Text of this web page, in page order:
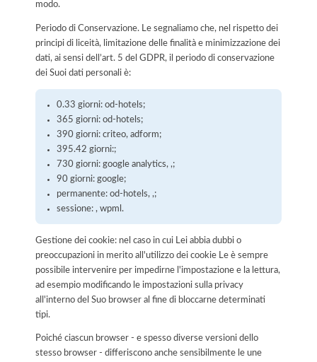
modo.
Periodo di Conservazione. Le segnaliamo che, nel rispetto dei
principi di liceità, limitazione delle finalità e minimizzazione dei
dati, ai sensi dell’art. 5 del GDPR, il periodo di conservazione
dei Suoi dati personali è:
0.33 giorni: od-hotels;
365 giorni: od-hotels;
390 giorni: criteo, adform;
395.42 giorni:;
730 giorni: google analytics, ,;
90 giorni: google;
permanente: od-hotels, ,;
sessione: , wpml.
Gestione dei cookie: nel caso in cui Lei abbia dubbi o
preoccupazioni in merito all'utilizzo dei cookie Le è sempre
possibile intervenire per impedirne l'impostazione e la lettura,
ad esempio modificando le impostazioni sulla privacy
all'interno del Suo browser al fine di bloccarne determinati
tipi.
Poiché ciascun browser - e spesso diverse versioni dello
stesso browser - differiscono anche sensibilmente le une